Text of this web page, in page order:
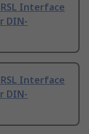
Interface
DIN-
Interface
DIN-